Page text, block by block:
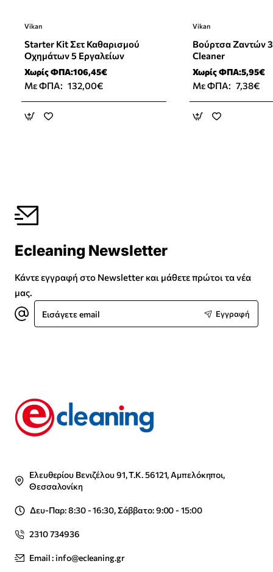
Vikan
Starter Kit Σετ Καθαρισμού
Οχημάτων 5 Εργαλείων
Χωρίς ΦΠΑ:106,45€
Με ΦΠΑ: 132,00€
Vikan
Βούρτσα Ζαντών
Cleaner
Χωρίς ΦΠΑ:5,95€
Με ΦΠΑ: 7,38€
Ecleaning Newsletter
Κάντε εγγραφή στο Newsletter και μάθετε πρώτοι τα νέα
μας.
Εισάγετε
email
Εγγραφή
Ελευθερίου Βενιζέλου 91, Τ.Κ. 56121, Αμπελόκηποι,
Θεσσαλονίκη
Δευ-Παρ: 8:30 - 16:30, Σάββατο: 9:00 - 15:00
2310 734936
Email : info@ecleaning.gr